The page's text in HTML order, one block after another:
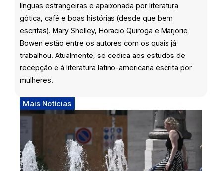
línguas estrangeiras e apaixonada por literatura
gótica, café e boas histórias (desde que bem
escritas). Mary Shelley, Horacio Quiroga e Marjorie
Bowen estão entre os autores com os quais já
trabalhou. Atualmente, se dedica aos estudos de
recepção e à literatura latino-americana escrita por
mulheres.
Mais Notícias